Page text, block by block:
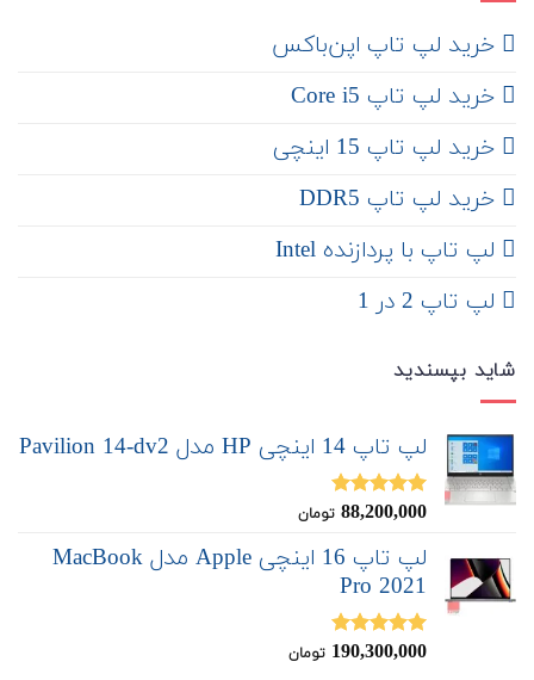
‌ خرید لپ تاپ اپن‌باکس
خرید لپ تاپ Core i5
‌‌ خرید لپ تاپ 15 اینچی
خرید لپ تاپ DDR5
لپ تاپ با پردازنده Intel
لپ تاپ 2 در 1
شاید بپسندید
لپ تاپ 14 اینچی HP مدل Pavilion 14-dv2
نمره5.00
88,200,000 تومان
لپ تاپ 16 اینچی Apple مدل MacBook
Pro 2021
نمره5.00
190,300,000 تومان